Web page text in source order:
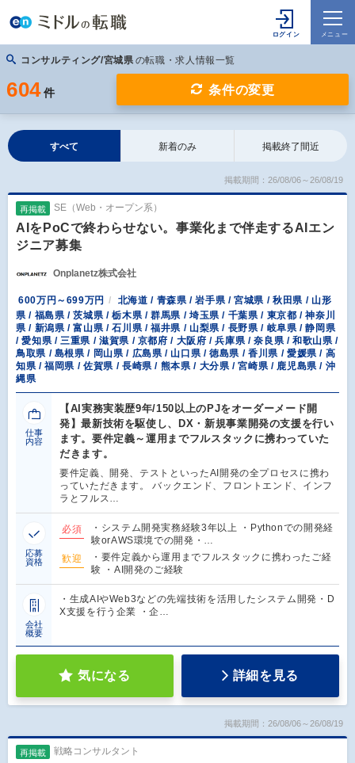
コンサルティング/宮城県 の転職・求人情報一覧
604件 条件の変更
すべて 新着のみ 掲載終了間近
掲載期間：26/08/06～26/08/19
再掲載 SE（Web・オープン系）
AIをPoCで終わらせない。事業化まで伴走するAIエン
ジニア募集
Onplanetz株式会社
600万円～699万円
北海道 / 青森県 / 岩手県 / 宮城県 / 秋田県 / 山形
県 / 福島県 / 茨城県 / 栃木県 / 群馬県 / 埼玉県 / 千葉県 / 東京都 / 神奈川
県 / 新潟県 / 富山県 / 石川県 / 福井県 / 山梨県 / 長野県 / 岐阜県 / 静岡県
/ 愛知県 / 三重県 / 滋賀県 / 京都府 / 大阪府 / 兵庫県 / 奈良県 / 和歌山県 /
鳥取県 / 島根県 / 岡山県 / 広島県 / 山口県 / 徳島県 / 香川県 / 愛媛県 / 高
知県 / 福岡県 / 佐賀県 / 長崎県 / 熊本県 / 大分県 / 宮崎県 / 鹿児島県 / 沖
縄県
仕事
内容
【AI実務実装歴9年/150以上のPJをオーダーメード開
発】最新技術を駆使し、DX・新規事業開発の支援を行い
ます。要件定義～運用までフルスタックに携わっていた
だきます。
要件定義、開発、テストといったAI開発の全プロセスに携わ
っていただきます。 バックエンド、フロントエンド、インフ
ラとフルス…
応募
資格
必須
・システム開発実務経験3年以上 ・Pythonでの開発経
験orAWS環境での開発・…
歓迎
・要件定義から運用までフルスタックに携わったご経
験 ・AI開発のご経験
会社
概要
・生成AIやWeb3などの先端技術を活用したシステム開発・D
X支援を行う企業 ・企…
気になる 詳細を見る
掲載期間：26/08/06～26/08/19
再掲載 戦略コンサルタント